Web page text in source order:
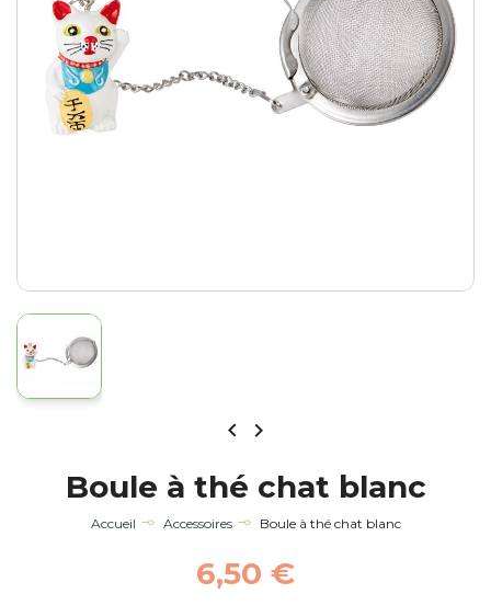
 
Boule à thé chat blanc
Accueil Accessoires Boule à thé chat blanc
6,50 €